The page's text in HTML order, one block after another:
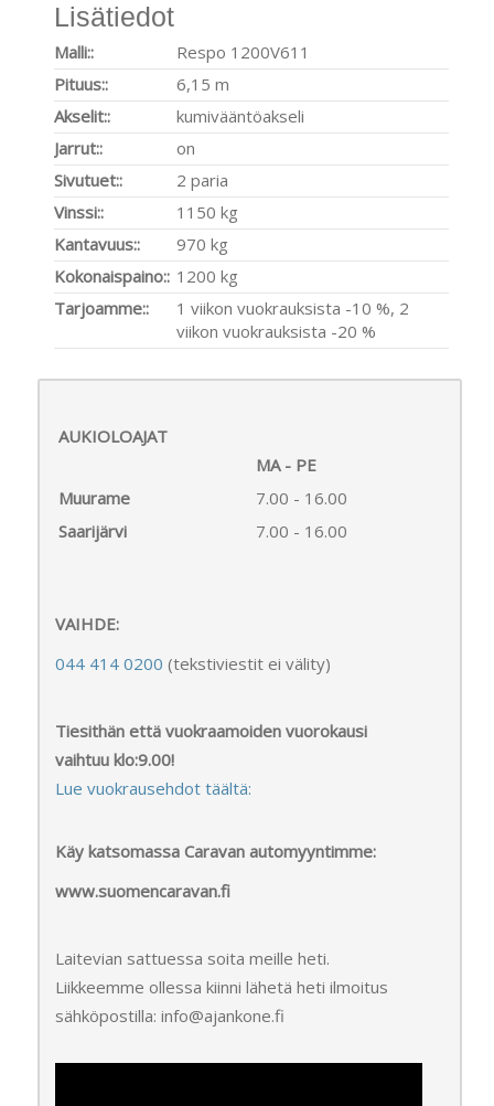
Lisätiedot
Malli::
Respo 1200V611
Pituus::
6,15 m
Akselit::
kumivääntöakseli
Jarrut::
on
Sivutuet::
2 paria
Vinssi::
1150 kg
Kantavuus::
970 kg
Kokonaispaino:: 1200 kg
Tarjoamme::
1 viikon vuokrauksista -10 %, 2
viikon vuokrauksista -20 %
AUKIOLOAJAT
MA - PE
Muurame
7.00 - 16.00
Saarijärvi
7.00 - 16.00
VAIHDE:
044 414 0200 (tekstiviestit ei välity)
Tiesithän että vuokraamoiden vuorokausi
vaihtuu klo:9.00!
Lue vuokrausehdot täältä:
Käy katsomassa Caravan automyyntimme:
www.suomencaravan.fi
Laitevian sattuessa soita meille heti.
Liikkeemme ollessa kiinni lähetä heti ilmoitus
sähköpostilla: info@ajankone.fi